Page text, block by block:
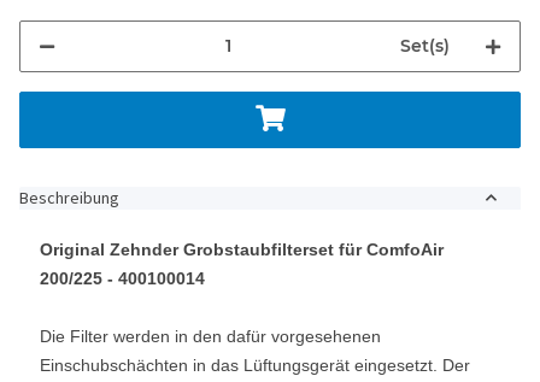
Set(s)
Beschreibung
Original Zehnder Grobstaubfilterset für ComfoAir
200/225 - 400100014
Die Filter werden in den dafür vorgesehenen
Einschubschächten in das Lüftungsgerät eingesetzt. Der